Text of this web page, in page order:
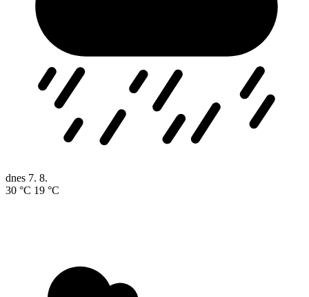
dnes 7. 8.
30 °C 19 °C